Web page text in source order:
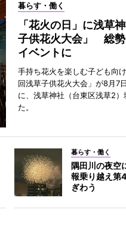
暮らす・働く
「花火の日」に浅草
子供花火大会」 総
イベントに
手持ち花火を楽しむ子ども向
回浅草子供花火大会」が8月7
に、浅草神社（台東区浅草2）
た。
暮らす・働く
隅田川の夜
報乗り越え第
ぎわう